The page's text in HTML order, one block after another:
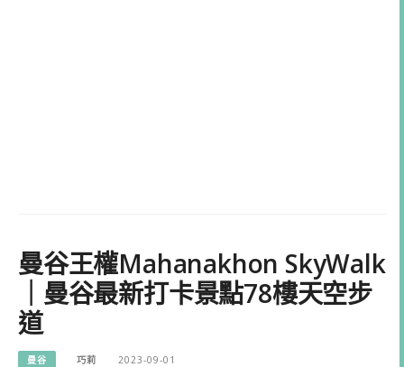
曼谷王權Mahanakhon SkyWalk
｜曼谷最新打卡景點78樓天空步
道
曼谷 巧莉 2023-09-01